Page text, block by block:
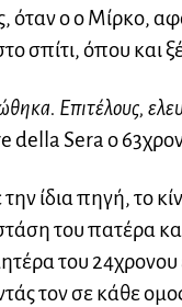
όταν ο ο Μίρκο,
σπίτι, όπου και
Επιτέλους,
della Sera ο
ίδια πηγή, το
του πατέρα
του 24χρονου
τον σε κάθε